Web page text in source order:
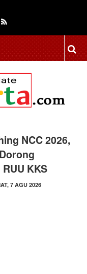
NCC 2026,
KKS
7 AGU 2026
Semangat
Wamena
AGU 2026